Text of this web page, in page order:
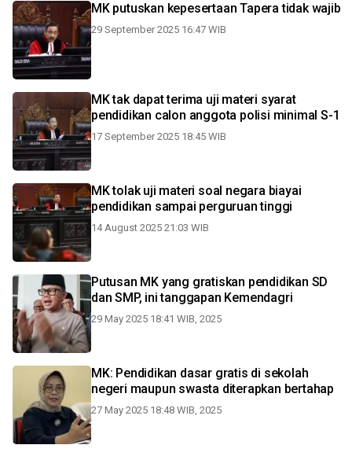
MK putuskan kepesertaan Tapera tidak wajib
29 September 2025 16:47 WIB
MK tak dapat terima uji materi syarat
pendidikan calon anggota polisi minimal S-1
17 September 2025 18:45 WIB
MK tolak uji materi soal negara biayai
pendidikan sampai perguruan tinggi
14 August 2025 21:03 WIB
Putusan MK yang gratiskan pendidikan SD
dan SMP, ini tanggapan Kemendagri
29 May 2025 18:41 WIB, 2025
MK: Pendidikan dasar gratis di sekolah
negeri maupun swasta diterapkan bertahap
27 May 2025 18:48 WIB, 2025